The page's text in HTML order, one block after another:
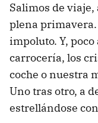
Salimos de
plena
impoluto. Y, poco
carrocería, los
coche o nuestra
Uno tras otro, a
estrellándose